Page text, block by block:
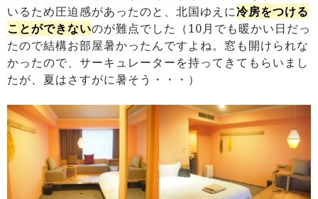
いるため圧迫感があったのと、北国ゆえに冷房をつける
ことができないのが難点でした（10月でも暖かい日だっ
たので結構お部屋暑かったんですよね。窓も開けられな
かったので、サーキュレーターを持ってきてもらいまし
たが、夏はさすがに暑そう・・・）